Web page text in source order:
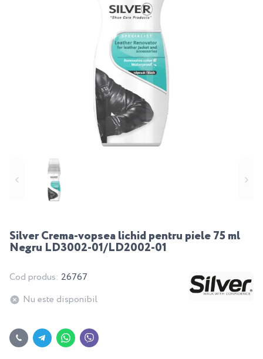
Silver Crema-vopsea lichid pentru piele 75 ml
Negru LD3002-01/LD2002-01
Cod produs: 26767
Nu este disponibil